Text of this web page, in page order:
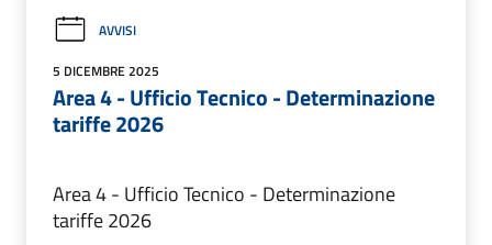
AVVISI
5 DICEMBRE 2025
Area 4 - Ufficio Tecnico - Determinazione
tariffe 2026
Area 4 - Ufficio Tecnico - Determinazione
tariffe 2026